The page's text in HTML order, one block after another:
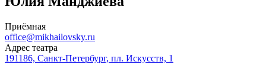
Приёмная
office@mikhailovsky.ru
Адрес театра
191186, Санкт-Петербург, пл. Искусств, 1